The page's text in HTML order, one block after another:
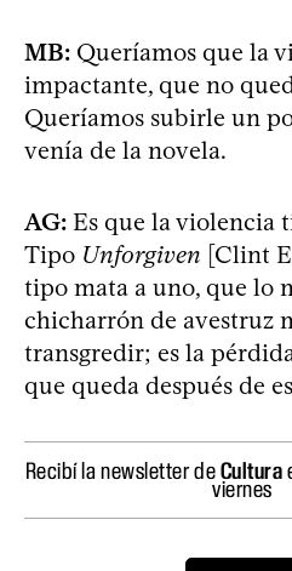
MB: Queríamos que la
impactante, que no
Queríamos subirle un
venía de la novela.
AG: Es que la violencia
Tipo Unforgiven [Clint
tipo mata a uno, que lo
chicharrón de avestruz
transgredir; es la
que queda después de
Recibí la newsletter deCultura
viernes